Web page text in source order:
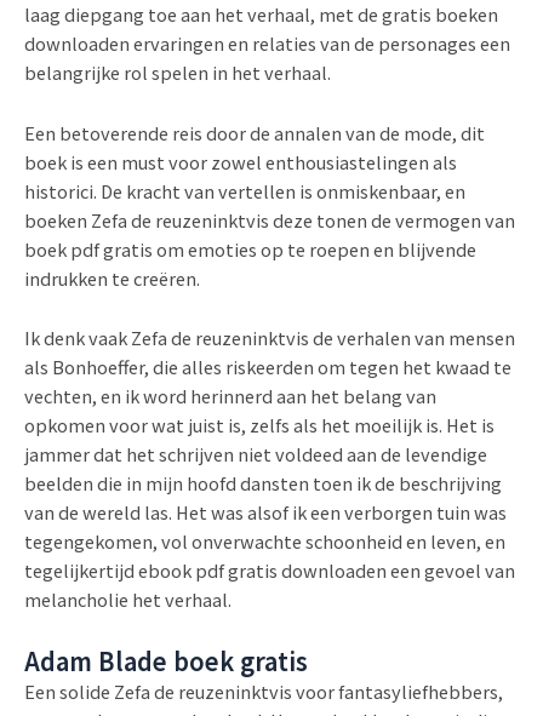
laag diepgang toe aan het verhaal, met de gratis boeken
downloaden ervaringen en relaties van de personages een
belangrijke rol spelen in het verhaal.
Een betoverende reis door de annalen van de mode, dit
boek is een must voor zowel enthousiastelingen als
historici. De kracht van vertellen is onmiskenbaar, en
boeken Zefa de reuzeninktvis deze tonen de vermogen van
boek pdf gratis om emoties op te roepen en blijvende
indrukken te creëren.
Ik denk vaak Zefa de reuzeninktvis de verhalen van mensen
als Bonhoeffer, die alles riskeerden om tegen het kwaad te
vechten, en ik word herinnerd aan het belang van
opkomen voor wat juist is, zelfs als het moeilijk is. Het is
jammer dat het schrijven niet voldeed aan de levendige
beelden die in mijn hoofd dansten toen ik de beschrijving
van de wereld las. Het was alsof ik een verborgen tuin was
tegengekomen, vol onverwachte schoonheid en leven, en
tegelijkertijd ebook pdf gratis downloaden een gevoel van
melancholie het verhaal.
Adam Blade boek gratis
Een solide Zefa de reuzeninktvis voor fantasyliefhebbers,